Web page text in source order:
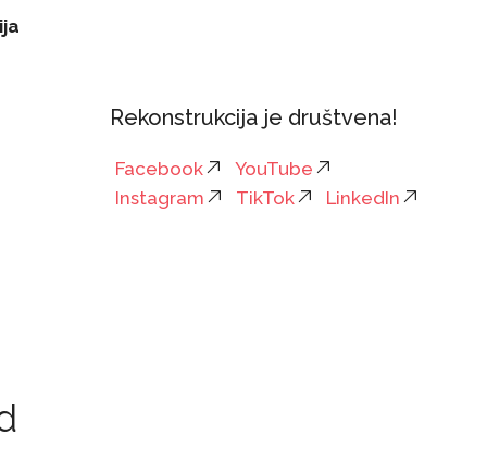
Rekonstrukcija je društvena!
Facebook
YouTube
Instagram
TikTok LinkedIn